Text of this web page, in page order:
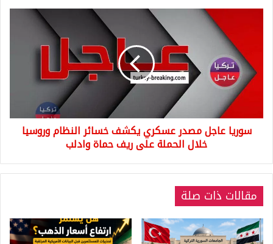
عسكري
يكشف
خسائر
النظام
خلال
الحملة
حماة
سوريا عاجل مصدر عسكري يكشف خسائر النظام وروسيا
خلال الحملة على ريف حماة وادلب
مقالات ذات صلة